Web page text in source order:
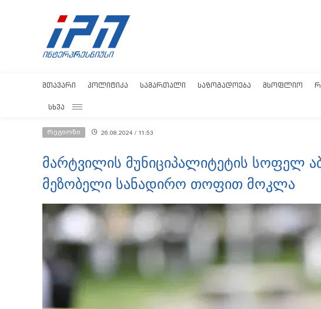
ᲛᲗᲐᲕᲐᲠᲘ ᲞᲝᲚᲘᲢᲘᲙᲐ ᲡᲐᲛᲐᲠᲗᲐᲚᲘ ᲡᲐᲖᲝᲒᲐᲓᲝᲔᲑᲐ ᲛᲡᲝᲤᲚᲘᲝ
ᲡᲮᲕᲐ
რეგიონი 26.08.2024 / 11:53
მარტვილის მუნიციპალიტეტის სოფელ
მეზობელი სანადირო თოფით მოკლა